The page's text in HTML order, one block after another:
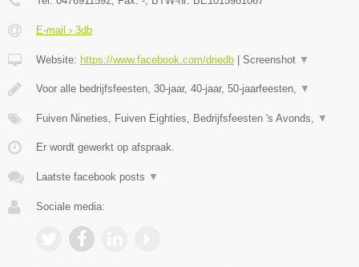
E-mail › 3db
Website: https://www.facebook.com/driedb Screenshot ▼
Voor alle bedrijfsfeesten, 30-jaar, 40-jaar, 50-jaarfeesten, ▼
Fuiven Nineties, Fuiven Eighties, Bedrijfsfeesten 's Avonds, ▼
Er wordt gewerkt op afspraak.
Laatste facebook posts ▼
Sociale media: